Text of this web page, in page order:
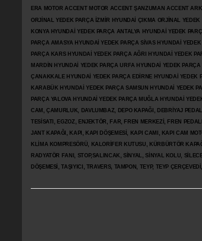
ERA MOTOR ACCENT MOTOR ACCENT ŞANZUMAN ACCENT
ORJİNAL YEDEK PARÇA İZMİR HYUNDAİ ÇIKMA ORJİNAL
KONYA HYUNDAİ YEDEK PARÇA ANTALYA HYUNDAİ YEDEK
PARÇA AMASYA HYUNDAİ YEDEK PARÇA SİVAS HYUNDAİ
PARÇA KARS HYUNDAİ YEDEK PARÇA AĞRI HYUNDAİ YEDEK
MARDİN HYUNDAİ YEDEK PARÇA URFA HYUNDAİ YEDEK
ÇANAKKALE HYUNDAİ YEDEK PARÇA EDİRNE HYUNDAİ YEDEK
KARABÜK HYUNDAİ YEDEK PARÇA SAMSUN HYUNDAİ YEDEK
PARÇA YALOVA HYUNDAİ YEDEK PARÇA MUĞLA HYUNDAİ
CAM, ÇAMURLUK, DAVLUMBAZ, DEPO KAPAĞI, DEBRİYAJ
TESİSATI, EGZOZ, ENJEKTÖR,
FAR, FREN MERKEZİ, FREN
JANT KAPAĞI, KAPI, KAPI DÖŞEMESİ, KAPI CAMI, KAPI CAM
KLİMA KOMPRESÖRÜ, KALORİFER KUTUSU, KÜRBÜRTÖR
RADYATÖR FANI, STOP,SALINCAK, SİNYAL, SİNYAL KOLU,
DÖŞEMESİ, TAŞIYICI, TRAVERS, TAMPON, TEYP, TEYP